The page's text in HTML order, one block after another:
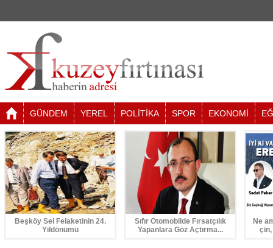
GÜNDEM YEREL POLİTİKA SPOR EKONOMİ
Beşköy Sel Felaketinin 24.
Yıldönümü
Sıfır Otomobilde Fırsatçılık
Yapanlara Göz Açtırma...
Ne